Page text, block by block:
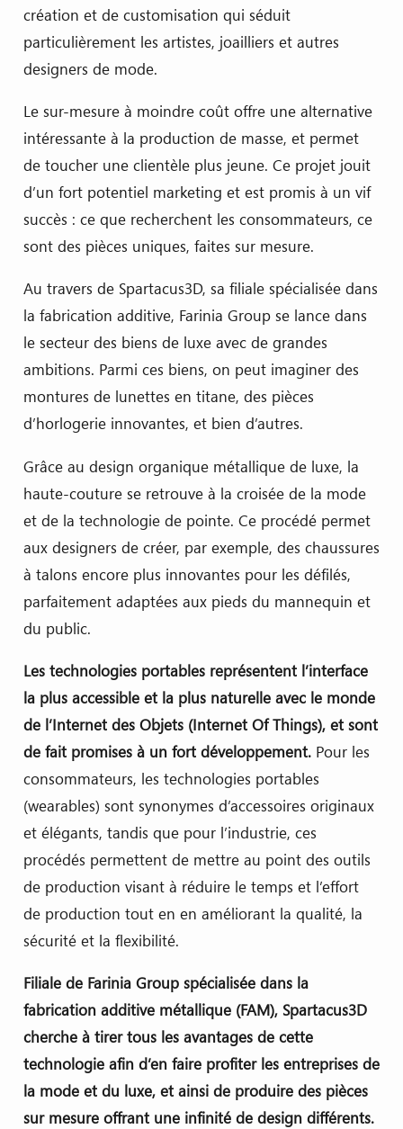
création et de customisation qui séduit
particulièrement les artistes, joailliers et autres
designers de mode.
Le sur-mesure à moindre coût offre une alternative
intéressante à la production de masse, et permet
de toucher une clientèle plus jeune. Ce projet jouit
d’un fort potentiel marketing et est promis à un vif
succès : ce que recherchent les consommateurs, ce
sont des pièces uniques, faites sur mesure.
Au travers de Spartacus3D, sa filiale spécialisée dans
la fabrication additive, Farinia Group se lance dans
le secteur des biens de luxe avec de grandes
ambitions. Parmi ces biens, on peut imaginer des
montures de lunettes en titane, des pièces
d’horlogerie innovantes, et bien d’autres.
Grâce au design organique métallique de luxe, la
haute-couture se retrouve à la croisée de la mode
et de la technologie de pointe. Ce procédé permet
aux designers de créer, par exemple, des chaussures
à talons encore plus innovantes pour les défilés,
parfaitement adaptées aux pieds du mannequin et
du public.
Les technologies portables représentent l’interface
la plus accessible et la plus naturelle avec le monde
de l’Internet des Objets (Internet Of Things), et sont
de fait promises à un fort développement. Pour les
consommateurs, les technologies portables
(wearables) sont synonymes d’accessoires originaux
et élégants, tandis que pour l’industrie, ces
procédés permettent de mettre au point des outils
de production visant à réduire le temps et l’effort
de production tout en en améliorant la qualité, la
sécurité et la flexibilité.
Filiale de Farinia Group spécialisée dans la
fabrication additive métallique (FAM), Spartacus3D
cherche à tirer tous les avantages de cette
technologie afin d’en faire profiter les entreprises de
la mode et du luxe, et ainsi de produire des pièces
sur mesure offrant une infinité de design différents.